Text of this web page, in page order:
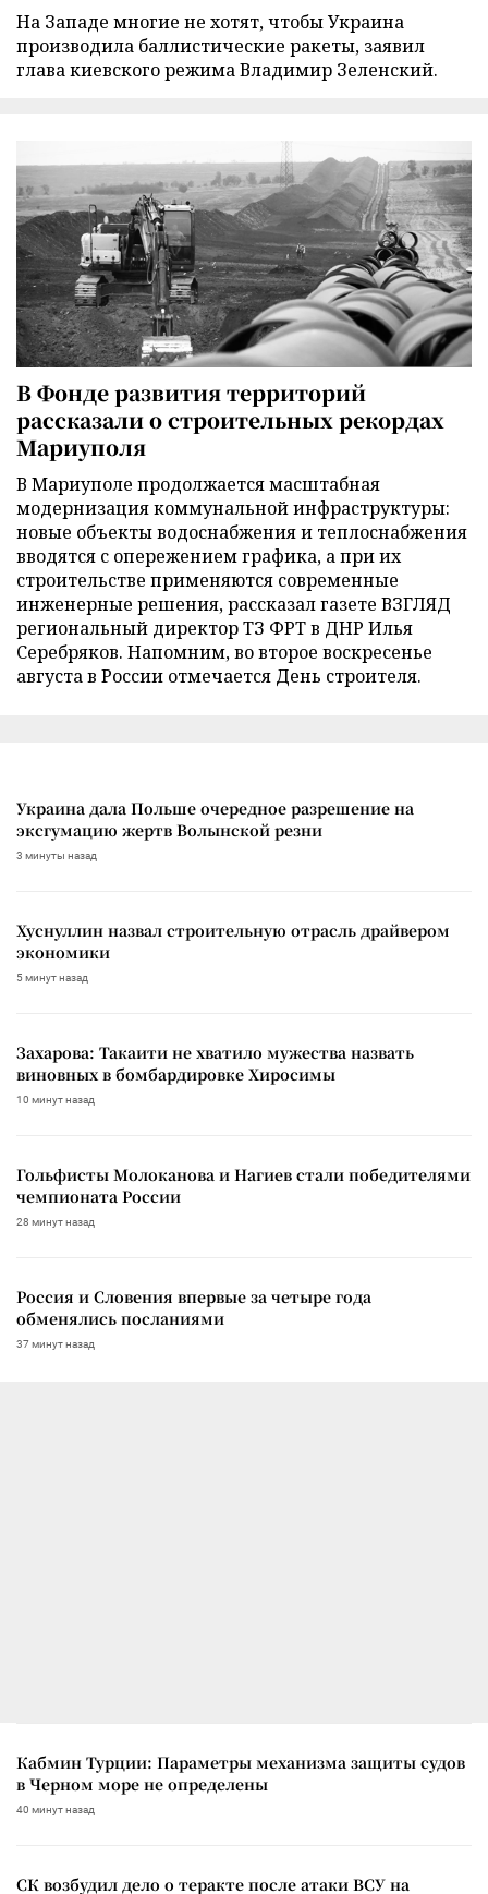
На Западе многие не хотят, чтобы Украина
производила баллистические ракеты, заявил
глава киевского режима Владимир Зеленский.
В Фонде развития территорий
рассказали о строительных рекордах
Мариуполя
В Мариуполе продолжается масштабная
модернизация коммунальной инфраструктуры:
новые объекты водоснабжения и теплоснабжения
вводятся с опережением графика, а при их
строительстве применяются современные
инженерные решения, рассказал газете ВЗГЛЯД
региональный директор ТЗ ФРТ в ДНР Илья
Серебряков. Напомним, во второе воскресенье
августа в России отмечается День строителя.
Украина дала Польше очередное разрешение на
эксгумацию жертв Волынской резни
3 минуты назад
Хуснуллин назвал строительную отрасль драйвером
экономики
5 минут назад
Захарова: Такаити не хватило мужества назвать
виновных в бомбардировке Хиросимы
10 минут назад
Гольфисты Молоканова и Нагиев стали победителями
чемпионата России
28 минут назад
Россия и Словения впервые за четыре года
обменялись посланиями
37 минут назад
Кабмин Турции: Параметры механизма защиты судов
в Черном море не определены
40 минут назад
СК возбудил дело о теракте после атаки ВСУ на